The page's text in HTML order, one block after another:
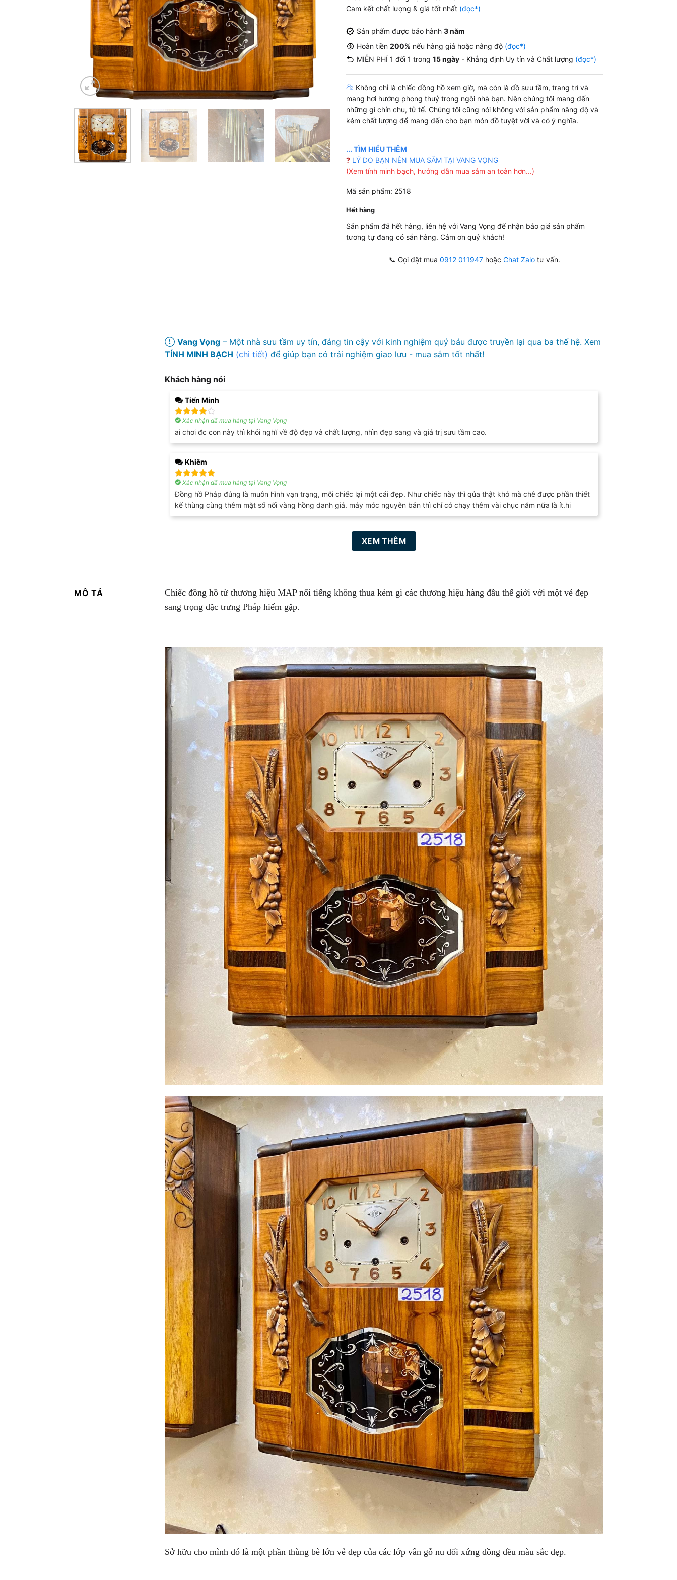
Cam kết chất lượng & giá tốt nhất (đọc*)
Sản phẩm được bảo hành 3 năm
Hoàn tiền 200% nếu hàng giả hoặc nâng độ (đọc*)
MIỄN PHÍ 1 đổi 1 trong 15 ngày - Khẳng định Uy tín và Chất lượng (đọc*)
Không chỉ là chiếc đồng hồ xem giờ, mà còn là đồ sưu tầm, trang trí và
mang hơi hướng phong thuỷ trong ngôi nhà bạn. Nên chúng tôi mang đến
những gì chỉn chu, tử tế. Chúng tôi cũng nói không với sản phẩm nâng độ và
kém chất lượng để mang đến cho bạn món đồ tuyệt vời và có ý nghĩa.
... TÌM HIỂU THÊM
? LÝ DO BẠN NÊN MUA SẮM TẠI VANG VỌNG
(Xem tính minh bạch, hướng dẫn mua sắm an toàn hơn...)
Mã sản phẩm: 2518
Hết hàng
Sản phẩm đã hết hàng, liên hệ với Vang Vọng để nhận báo giá sản phẩm
tương tự đang có sẵn hàng. Cảm ơn quý khách!
📞 Gọi đặt mua 0912 011947 hoặc Chat Zalo tư vấn.
Vang Vọng – Một nhà sưu tầm uy tín, đáng tin cậy với kinh nghiệm quý báu được truyền lại qua ba thế hệ. Xem
TÍNH MINH BẠCH (chi tiết) để giúp bạn có trải nghiệm giao lưu - mua sắm tốt nhất!
Khách hàng nói
Tiến Minh
Được
xếp hạng
Xác nhận đã mua hàng tại Vang Vọng
ai chơi đc con này thì khỏi nghĩ về độ đẹp và chất lượng, nhìn đẹp sang và giá trị sưu tầm cao.
Khiêm
Được xếp
hạng 55
sao
Xác nhận đã mua hàng tại Vang Vọng
Đồng hồ Pháp đúng là muôn hình vạn trạng, mỗi chiếc lại một cái đẹp. Như chiếc này thì qủa thật khó mà chê được phần thiết
kế thùng cùng thêm mặt số nổi vàng hồng danh giá. máy móc nguyên bản thì chỉ có chạy thêm vài chục năm nữa là ít.hi
XEM THÊM
MÔ TẢ
Chiếc đồng hồ từ thương hiệu MAP nổi tiếng không thua kém gì các thương hiệu hàng đầu thế giới với một vẻ đẹp
sang trọng đặc trưng Pháp hiếm gặp.
Sở hữu cho mình đó là một phần thùng bè lớn vẻ đẹp của các lớp vân gỗ nu đối xứng đồng đều màu sắc đẹp.